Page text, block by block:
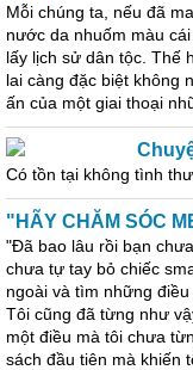
Mỗi chúng ta, nếu đã
nước da nhuốm màu
lấy lịch sử dân tộc. Thế
lai càng đặc biệt không
ấn của một giai thoại
Có tồn tại không tình
"HÃY CHĂM SÓC
"Đã bao lâu rồi bạn
chưa tự tay bỏ chiếc
ngoài và tìm những
Tôi cũng đã từng như
một điều mà tôi chưa
sách đầu tiên mà khiến